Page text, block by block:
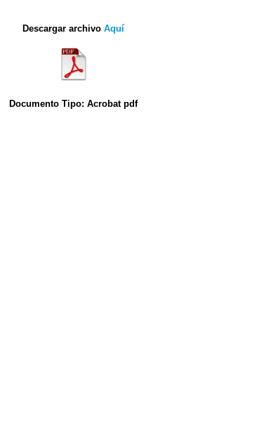
Descargar archivo Aquí
Documento Tipo: Acrobat pdf